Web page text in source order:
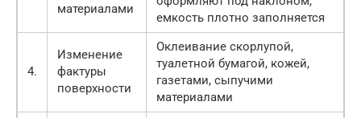
материалами
емкость плотно заполняется
4.
Изменение
фактуры
поверхности
Оклеивание скорлупой,
туалетной бумагой, кожей,
газетами, сыпучими
материалами